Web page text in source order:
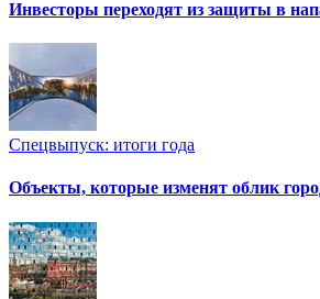
Инвесторы переходят из защиты в
Спецвыпуск: итоги года
Объекты, которые изменят облик